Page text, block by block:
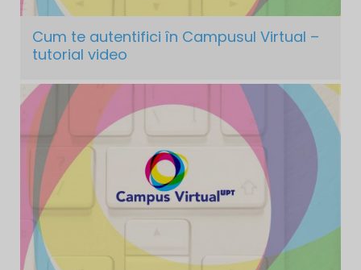
Cum te autentifici în Campusul Virtual –
tutorial video